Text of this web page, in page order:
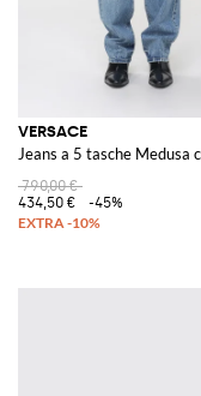
VERSACE
Jeans a 5 tasche Medusa
790,00 €
434,50 €
-45%